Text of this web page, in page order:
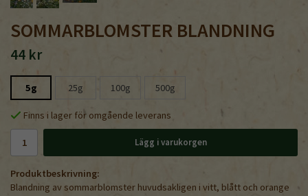
SOMMARBLOMSTER BLANDNING
44 kr
5g 25g 100g 500g
Finns i lager för omgående leverans
Lägg i varukorgen
Produktbeskrivning:
Blandning av sommarblomster huvudsakligen i vitt, blått och orange